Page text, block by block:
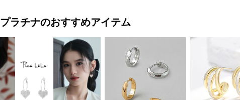
プラチナのおすすめアイテム